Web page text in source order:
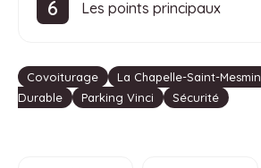
Les points principaux
Étiquettes
Covoiturage La Chapelle-Saint-Mesmin
Durable
Parking Vinci Sécurité